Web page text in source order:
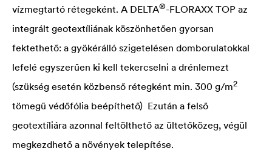
vízmegtartó rétegeként. A DELTA®-FLORAXX TOP az
integrált geotextíliának köszönhetően gyorsan
fektethető: a gyökérálló szigetelésen domborulatokkal
lefelé egyszerűen ki kell tekercselni a drénlemezt
(szükség esetén közbenső rétegként min. 300 g/m2
tömegű védőfólia beépíthető) Ezután a felső
geotextíliára azonnal feltölthető az ültetőközeg, végül
megkezdhető a növények telepítése.